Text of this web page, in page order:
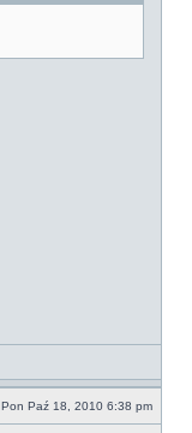
Pon Paź 18, 2010 6:38 pm